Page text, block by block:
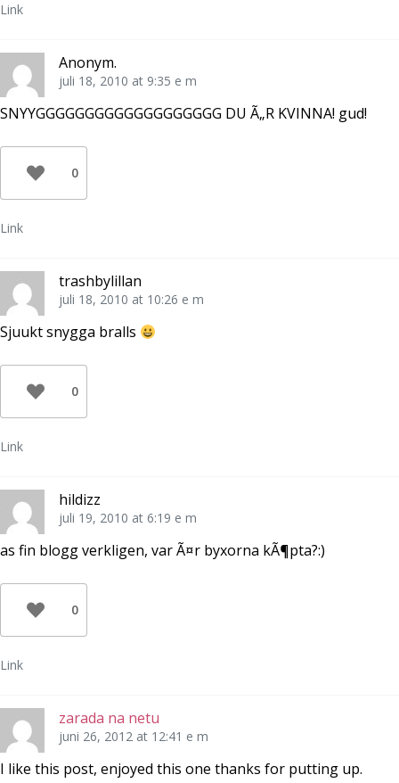
Link
Anonym.
juli 18, 2010 at 9:35 e m
SNYYGGGGGGGGGGGGGGGGGGG DU Ã„R KVINNA! gud!
0
Link
trashbylillan
juli 18, 2010 at 10:26 e m
Sjuukt snygga bralls
0
Link
hildizz
juli 19, 2010 at 6:19 e m
as fin blogg verkligen, var Ã¤r byxorna kÃ¶pta?:)
0
Link
zarada na netu
juni 26, 2012 at 12:41 e m
I like this post, enjoyed this one thanks for putting up.